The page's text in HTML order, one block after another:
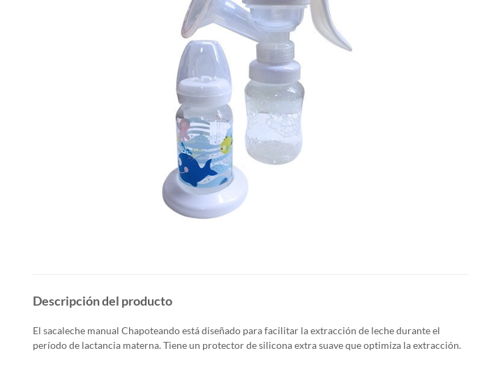
Descripción del producto
El sacaleche manual Chapoteando está diseñado para facilitar la extracción de leche durante el
período de lactancia materna. Tiene un protector de siliconaextra suave que optimiza la extracción.